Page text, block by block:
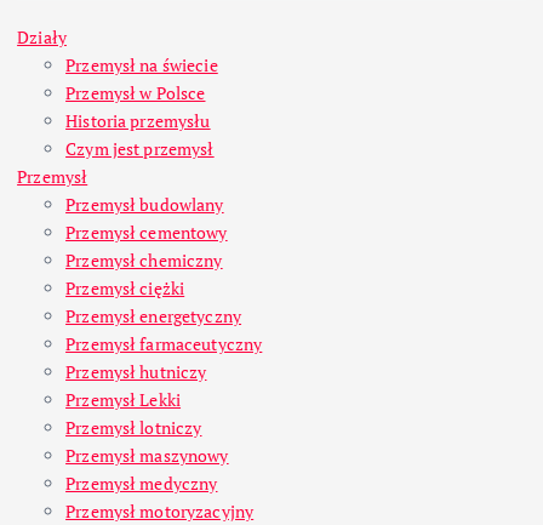
Działy
Przemysł na świecie
Przemysł w Polsce
Historia przemysłu
Czym jest przemysł
Przemysł
Przemysł budowlany
Przemysł cementowy
Przemysł chemiczny
Przemysł ciężki
Przemysł energetyczny
Przemysł farmaceutyczny
Przemysł hutniczy
Przemysł Lekki
Przemysł lotniczy
Przemysł maszynowy
Przemysł medyczny
Przemysł motoryzacyjny